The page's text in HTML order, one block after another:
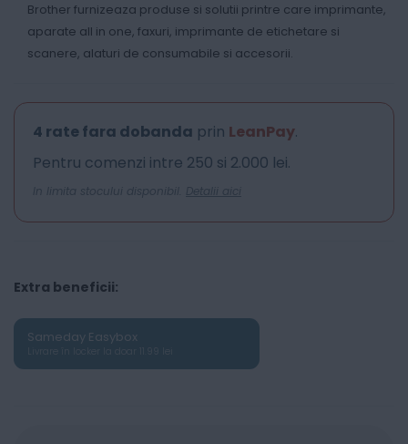
Brother furnizeaza produse si solutii printre care imprimante,
aparate all in one, faxuri, imprimante de etichetare si
scanere, alaturi de consumabile si accesorii.
4 rate fara dobanda prin LeanPay.
Pentru comenzi intre 250 si 2.000 lei.
In limita stocului disponibil. Detalii aici
Extra beneficii:
Sameday Easybox